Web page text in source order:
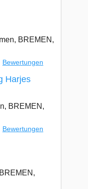
BREMEN,
Bewertungen
Harjes
BREMEN,
Bewertungen